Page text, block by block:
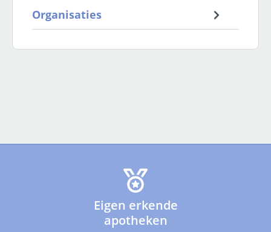
Organisaties
Eigen erkende
apotheken